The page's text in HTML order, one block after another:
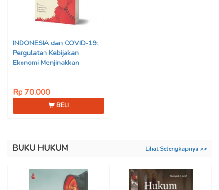
INDONESIA dan COVID-19:
Pergulatan Kebijakan
Ekonomi Menjinakkan
Rp 70.000
BELI
BUKU HUKUM Lihat Selengkapnya >>